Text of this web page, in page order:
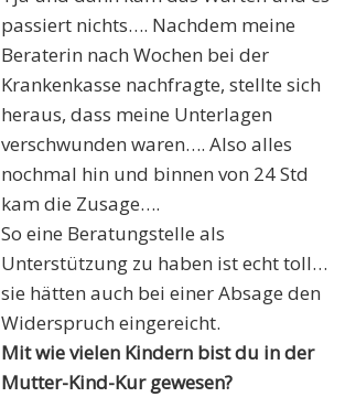
passiert nichts…. Nachdem meine
Beraterin nach Wochen bei der
Krankenkasse nachfragte, stellte sich
heraus, dass meine Unterlagen
verschwunden waren…. Also alles
nochmal hin und binnen von 24 Std
kam die Zusage….
So eine Beratungstelle als
Unterstützung zu haben ist echt toll…
sie hätten auch bei einer Absage den
Widerspruch eingereicht.
Mit wie vielen Kindern bist du in der
Mutter-Kind-Kur gewesen?